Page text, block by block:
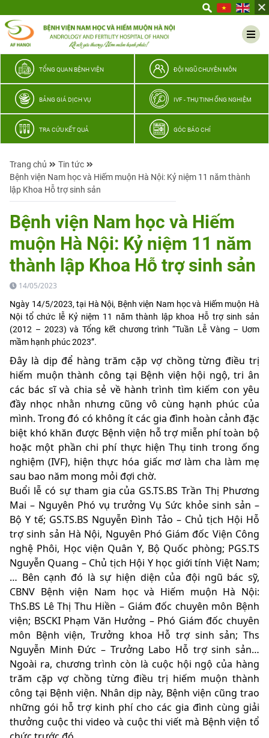
thương
TỔNG QUAN BỆNH VIỆN ĐỘI NGŨ CHUYÊN MÔN
BẢNG GIÁ DỊCH VỤ IVF - THỤ TINH ỐNG NGHIỆM
TRA CỨU KẾT QUẢ GÓC BÁO CHÍ
Trang chủ
Tin tức
Bệnh viện Nam học và Hiếm muộn Hà Nội: Kỷ niệm 11 năm thành
lập Khoa Hỗ trợ sinh sản
Bệnh viện Nam học và Hiếm
muộn Hà Nội: Kỷ niệm 11 năm
thành lập Khoa Hỗ trợ sinh sản
14/05/2023
Ngày 14/5/2023, tại Hà Nội, Bệnh viện Nam học và Hiếm muộn Hà
Nội tổ chức lễ Kỷ niệm 11 năm thành lập khoa Hỗ trợ sinh sản
(2012 – 2023) và Tổng kết chương trình “Tuần Lễ Vàng – Uơm
mầm hạnh phúc 2023”.
Đây là dịp để hàng trăm cặp vợ chồng từng điều trị
hiếm muộn thành công tại Bệnh viện hội ngộ, tri ân
các bác sĩ và chia sẻ về hành trình tìm kiếm con yêu
đầy nhọc nhằn nhưng cũng vô cùng hạnh phúc của
mình. Trong đó có không ít các gia đình hoàn cảnh đặc
biệt khó khăn được Bệnh viện hỗ trợ miễn phí toàn bộ
hoặc một phần chi phí thực hiện Thụ tinh trong ống
nghiệm (IVF), hiện thực hóa giấc mơ làm cha làm mẹ
sau bao năm mong mỏi đợi chờ.
Buổi lễ có sự tham gia của GS.TS.BS Trần Thị Phương
Mai – Nguyên Phó vụ trưởng Vụ Sức khỏe sinh sản –
Bộ Y tế; GS.TS.BS Nguyễn Đình Tảo – Chủ tịch Hội Hỗ
trợ sinh sản Hà Nội, Nguyên Phó Giám đốc Viện Công
nghệ Phôi, Học viện Quân Y, Bộ Quốc phòng; PGS.TS
Nguyễn Quang – Chủ tịch Hội Y học giới tính Việt Nam;
… Bên cạnh đó là sự hiện diện của đội ngũ bác sỹ,
CBNV Bệnh viện Nam học và Hiếm muộn Hà Nội:
ThS.BS Lê Thị Thu Hiền – Giám đốc chuyên môn Bệnh
viện; BSCKI Phạm Văn Hưởng – Phó Giám đốc chuyên
môn Bệnh viện, Trưởng khoa Hỗ trợ sinh sản; Ths
Nguyễn Minh Đức – Trưởng Labo Hỗ trợ sinh sản…
Ngoài ra, chương trình còn là cuộc hội ngộ của hàng
trăm cặp vợ chồng từng điều trị hiếm muộn thành
công tại Bệnh viện. Nhân dịp này, Bệnh viện cũng trao
những gói hỗ trợ kinh phí cho các gia đình cùng giải
thưởng cuộc thi video và cuộc thi viết mà Bệnh viện tổ